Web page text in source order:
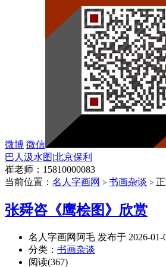
微博 微信
巴人汲水图|北京保利
崔老师：15810000083
当前位置： 名人字画网 > 书画杂谈 >
张舜咨《鹰桧图》欣赏
名人字画网阿毛 发布于 2026-01-
分类： 书画杂谈
阅读(367)